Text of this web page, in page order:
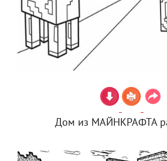
Дом из МАЙНКРАФТА